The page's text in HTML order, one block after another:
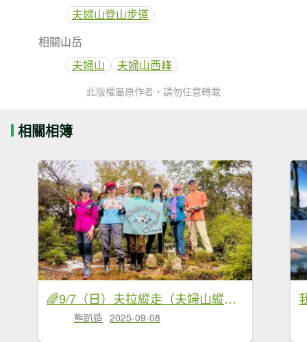
夫婦山登山步道
相關山岳
夫婦山
夫婦山西峰
此版權屬原作者，請勿任意轉載
相關相簿
🌈9/7（日）夫拉縱走（夫婦山縱走拉拉山）✨FB：熊熊趴爬走🌈
熊趴造 2025-09-08